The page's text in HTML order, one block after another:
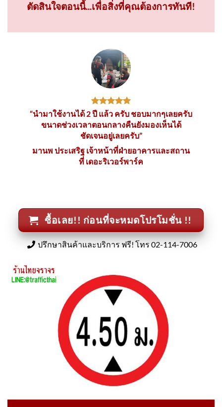
ตัดสินใจตอนนี้...เพื่อสิ่งที่คุณต้องการทันที!
“นำมาใช้งานได้ 2 ปี แล้ว ครับ ชอบมากๆเลยครับ
ขนาดช่วงเวลาตอนกลางคืนยังมองเห็นได้
ชัดเจนอยู่เลยครับ”
มานพ ประเสริฐ เจ้าหน้าที่ฝ่ายอาคารและสถาน
ที่ เดอะริเวอร์พาร์ค
ซื้อเลย!! ก่อนที่จะหมดโปรโมชั่น !!
ปรึกษาสินค้าและบริการ ฟรี! โทร 02-114-7006